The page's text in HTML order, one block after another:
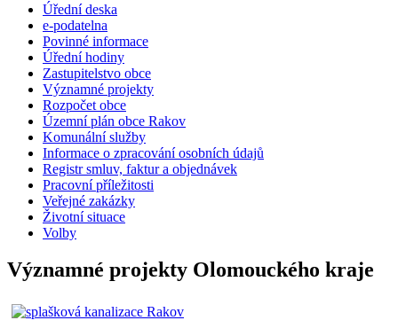
Úřední deska
e-podatelna
Povinné informace
Úřední hodiny
Zastupitelstvo obce
Významné projekty
Rozpočet obce
Územní plán obce Rakov
Komunální služby
Informace o zpracování osobních údajů
Registr smluv, faktur a objednávek
Pracovní příležitosti
Veřejné zakázky
Životní situace
Volby
Významné projekty Olomouckého kraje